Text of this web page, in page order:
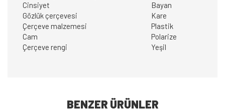
Cinsiyet
Bayan
Gözlük çerçevesi
Kare
Çerçeve malzemesi
Plastik
Cam
Polarize
Çerçeve rengi
Yeşil
BENZER ÜRÜNLER